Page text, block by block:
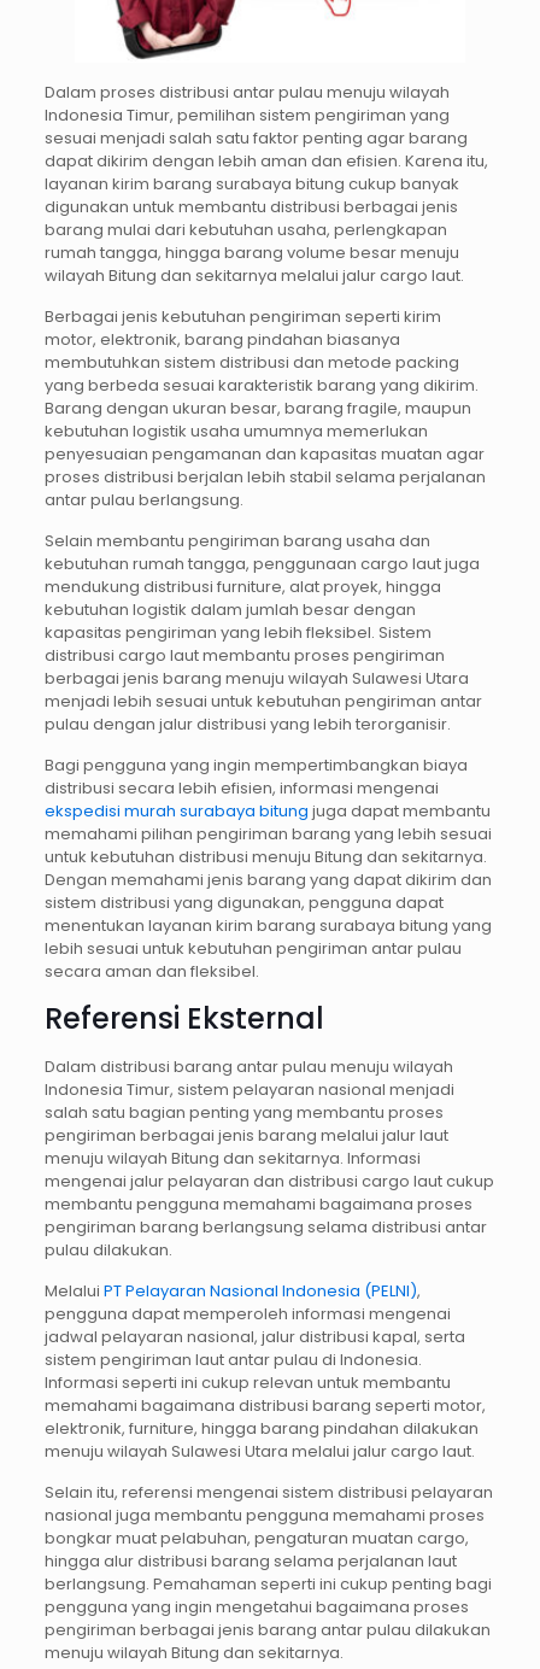
Dalam proses distribusi antar pulau menuju wilayah
Indonesia Timur, pemilihan sistem pengiriman yang
sesuai menjadi salah satu faktor penting agar barang
dapat dikirim dengan lebih aman dan efisien. Karena itu,
layanan kirim barang surabaya bitung cukup banyak
digunakan untuk membantu distribusi berbagai jenis
barang mulai dari kebutuhan usaha, perlengkapan
rumah tangga, hingga barang volume besar menuju
wilayah Bitung dan sekitarnya melalui jalur cargo laut.
Berbagai jenis kebutuhan pengiriman seperti kirim
motor, elektronik, barang pindahan biasanya
membutuhkan sistem distribusi dan metode packing
yang berbeda sesuai karakteristik barang yang dikirim.
Barang dengan ukuran besar, barang fragile, maupun
kebutuhan logistik usaha umumnya memerlukan
penyesuaian pengamanan dan kapasitas muatan agar
proses distribusi berjalan lebih stabil selama perjalanan
antar pulau berlangsung.
Selain membantu pengiriman barang usaha dan
kebutuhan rumah tangga, penggunaan cargo laut juga
mendukung distribusi furniture, alat proyek, hingga
kebutuhan logistik dalam jumlah besar dengan
kapasitas pengiriman yang lebih fleksibel. Sistem
distribusi cargo laut membantu proses pengiriman
berbagai jenis barang menuju wilayah Sulawesi Utara
menjadi lebih sesuai untuk kebutuhan pengiriman antar
pulau dengan jalur distribusi yang lebih terorganisir.
Bagi pengguna yang ingin mempertimbangkan biaya
distribusi secara lebih efisien, informasi mengenai
ekspedisi murah surabaya bitung juga dapat membantu
memahami pilihan pengiriman barang yang lebih sesuai
untuk kebutuhan distribusi menuju Bitung dan sekitarnya.
Dengan memahami jenis barang yang dapat dikirim dan
sistem distribusi yang digunakan, pengguna dapat
menentukan layanan kirim barang surabaya bitung yang
lebih sesuai untuk kebutuhan pengiriman antar pulau
secara aman dan fleksibel.
Referensi Eksternal
Dalam distribusi barang antar pulau menuju wilayah
Indonesia Timur, sistem pelayaran nasional menjadi
salah satu bagian penting yang membantu proses
pengiriman berbagai jenis barang melalui jalur laut
menuju wilayah Bitung dan sekitarnya. Informasi
mengenai jalur pelayaran dan distribusi cargo laut cukup
membantu pengguna memahami bagaimana proses
pengiriman barang berlangsung selama distribusi antar
pulau dilakukan.
Melalui PT Pelayaran Nasional Indonesia (PELNI),
pengguna dapat memperoleh informasi mengenai
jadwal pelayaran nasional, jalur distribusi kapal, serta
sistem pengiriman laut antar pulau di Indonesia.
Informasi seperti ini cukup relevan untuk membantu
memahami bagaimana distribusi barang seperti motor,
elektronik, furniture, hingga barang pindahan dilakukan
menuju wilayah Sulawesi Utara melalui jalur cargo laut.
Selain itu, referensi mengenai sistem distribusi pelayaran
nasional juga membantu pengguna memahami proses
bongkar muat pelabuhan, pengaturan muatan cargo,
hingga alur distribusi barang selama perjalanan laut
berlangsung. Pemahaman seperti ini cukup penting bagi
pengguna yang ingin mengetahui bagaimana proses
pengiriman berbagai jenis barang antar pulau dilakukan
menuju wilayah Bitung dan sekitarnya.